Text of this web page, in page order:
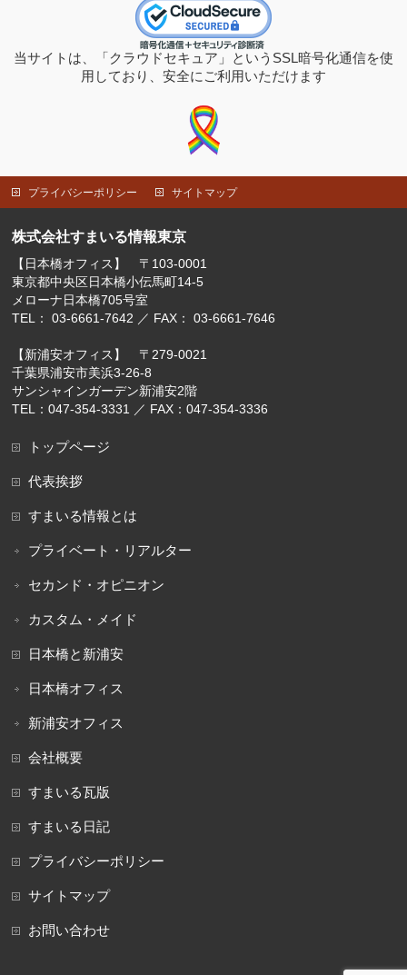
当サイトは、「クラウドセキュア」というSSL暗号化通信を使
用しており、安全にご利用いただけます
プライバシーポリシー サイトマップ
株式会社すまいる情報東京
【日本橋オフィス】 〒103-0001
東京都中央区日本橋小伝馬町14-5
メローナ日本橋705号室
TEL： 03-6661-7642 ／ FAX： 03-6661-7646
【新浦安オフィス】 〒279-0021
千葉県浦安市美浜3-26-8
サンシャインガーデン新浦安2階
TEL：047-354-3331 ／ FAX：047-354-3336
トップページ
代表挨拶
すまいる情報とは
プライベート・リアルター
セカンド・オピニオン
カスタム・メイド
日本橋と新浦安
日本橋オフィス
新浦安オフィス
会社概要
すまいる瓦版
すまいる日記
プライバシーポリシー
サイトマップ
お問い合わせ